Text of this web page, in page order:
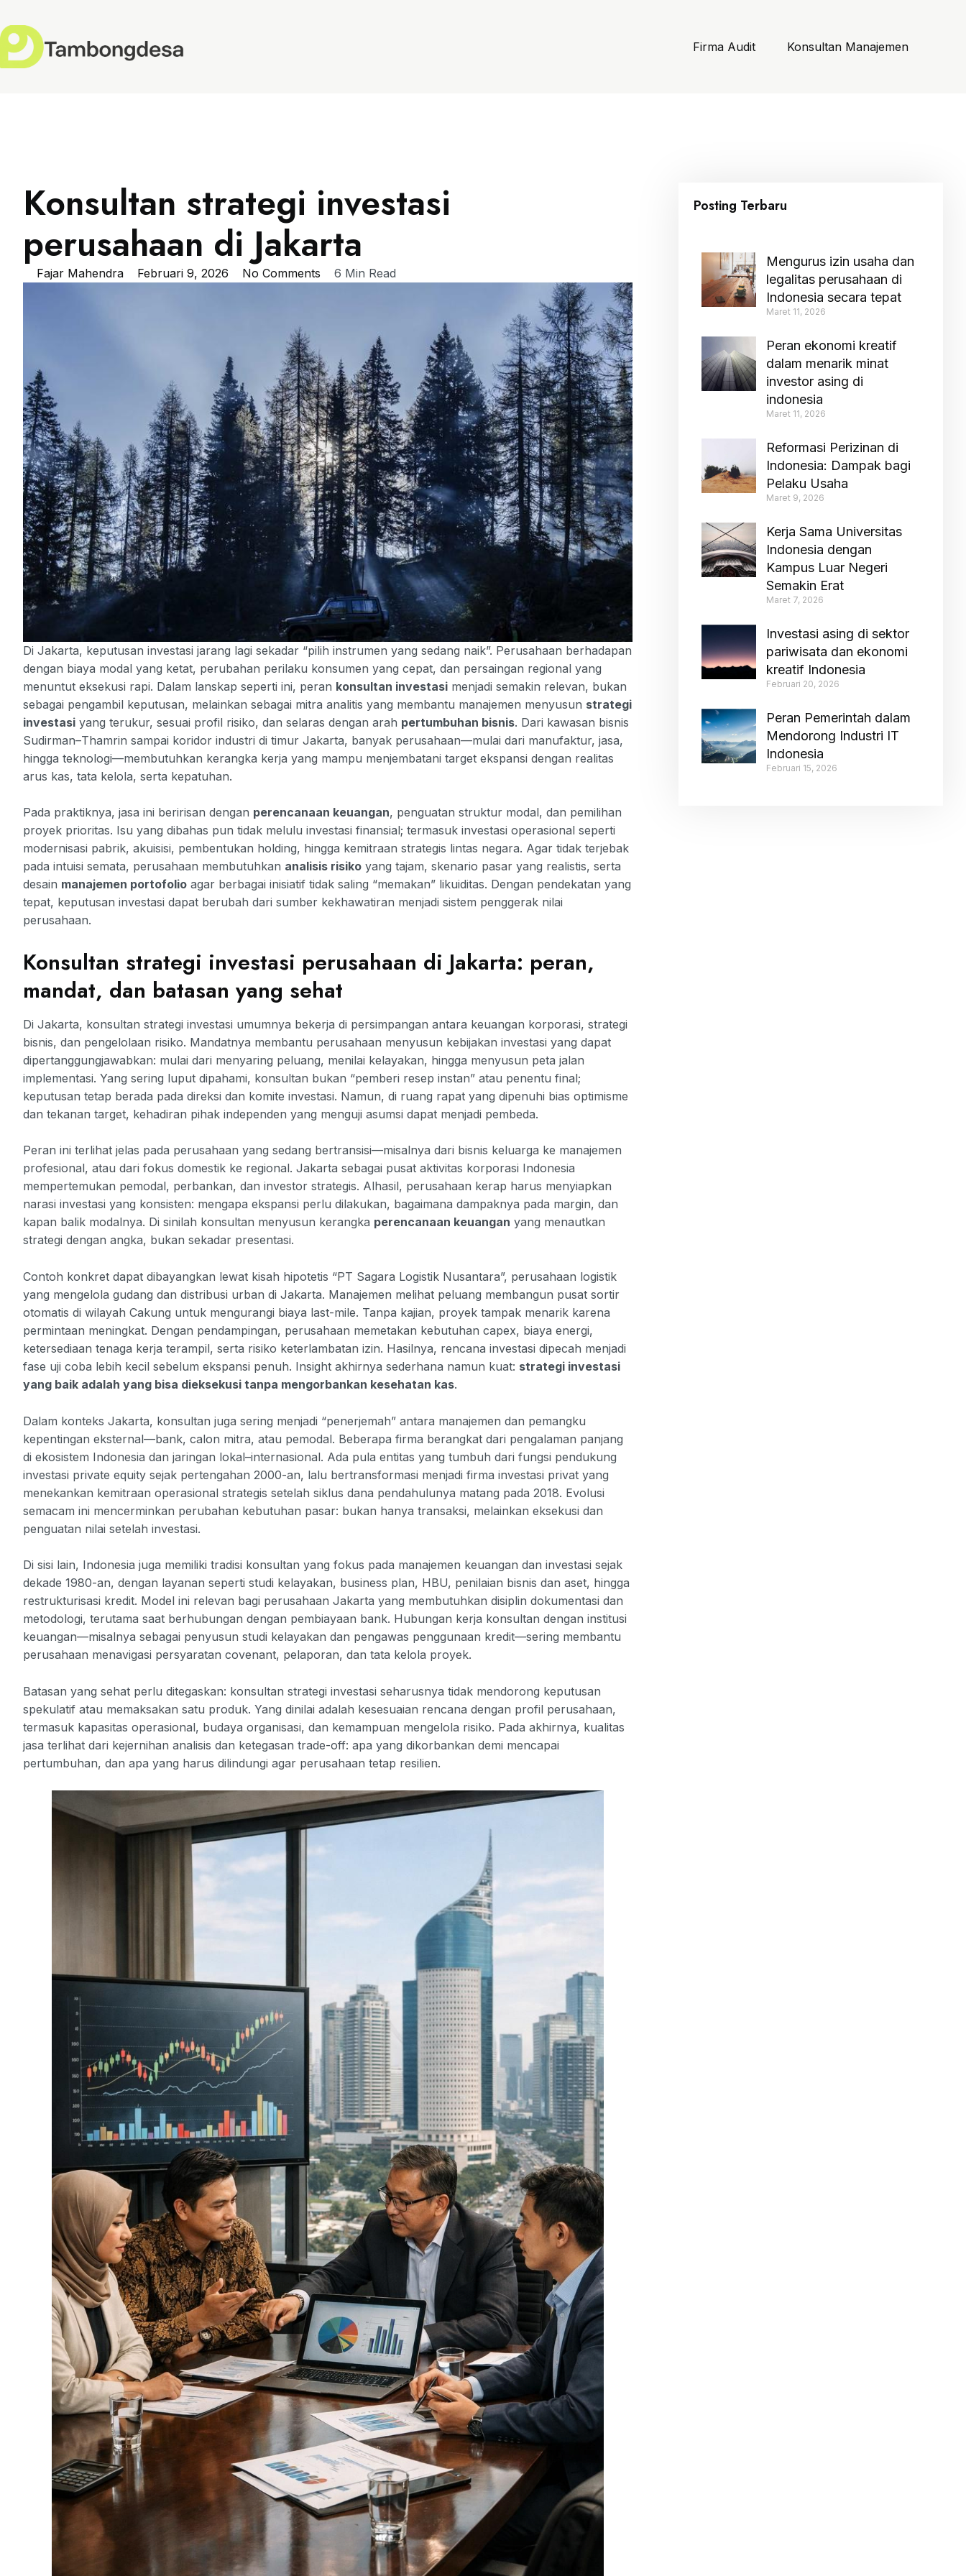
Firma Audit Konsultan Manajemen
Konsultan strategi investasi
perusahaan di Jakarta
Fajar Mahendra Februari 9, 2026 No Comments 6 Min Read
Di Jakarta, keputusan investasi jarang lagi sekadar “pilih instrumen yang sedang naik”. Perusahaan berhadapan
dengan biaya modal yang ketat, perubahan perilaku konsumen yang cepat, dan persaingan regional yang
menuntut eksekusi rapi. Dalam lanskap seperti ini, peran konsultan investasi menjadi semakin relevan, bukan
sebagai pengambil keputusan, melainkan sebagai mitra analitis yang membantu manajemen menyusun strategi
investasi yang terukur, sesuai profil risiko, dan selaras dengan arah pertumbuhan bisnis. Dari kawasan bisnis
Sudirman–Thamrin sampai koridor industri di timur Jakarta, banyak perusahaan—mulai dari manufaktur, jasa,
hingga teknologi—membutuhkan kerangka kerja yang mampu menjembatani target ekspansi dengan realitas
arus kas, tata kelola, serta kepatuhan.
Pada praktiknya, jasa ini beririsan dengan perencanaan keuangan, penguatan struktur modal, dan pemilihan
proyek prioritas. Isu yang dibahas pun tidak melulu investasi finansial; termasuk investasi operasional seperti
modernisasi pabrik, akuisisi, pembentukan holding, hingga kemitraan strategis lintas negara. Agar tidak terjebak
pada intuisi semata, perusahaan membutuhkan analisis risiko yang tajam, skenario pasar yang realistis, serta
desain manajemen portofolio agar berbagai inisiatif tidak saling “memakan” likuiditas. Dengan pendekatan yang
tepat, keputusan investasi dapat berubah dari sumber kekhawatiran menjadi sistem penggerak nilai
perusahaan.
Konsultan strategi investasi perusahaan di Jakarta: peran,
mandat, dan batasan yang sehat
Di Jakarta, konsultan strategi investasi umumnya bekerja di persimpangan antara keuangan korporasi, strategi
bisnis, dan pengelolaan risiko. Mandatnya membantu perusahaan menyusun kebijakan investasi yang dapat
dipertanggungjawabkan: mulai dari menyaring peluang, menilai kelayakan, hingga menyusun peta jalan
implementasi. Yang sering luput dipahami, konsultan bukan “pemberi resep instan” atau penentu final;
keputusan tetap berada pada direksi dan komite investasi. Namun, di ruang rapat yang dipenuhi bias optimisme
dan tekanan target, kehadiran pihak independen yang menguji asumsi dapat menjadi pembeda.
Peran ini terlihat jelas pada perusahaan yang sedang bertransisi—misalnya dari bisnis keluarga ke manajemen
profesional, atau dari fokus domestik ke regional. Jakarta sebagai pusat aktivitas korporasi Indonesia
mempertemukan pemodal, perbankan, dan investor strategis. Alhasil, perusahaan kerap harus menyiapkan
narasi investasi yang konsisten: mengapa ekspansi perlu dilakukan, bagaimana dampaknya pada margin, dan
kapan balik modalnya. Di sinilah konsultan menyusun kerangka perencanaan keuangan yang menautkan
strategi dengan angka, bukan sekadar presentasi.
Contoh konkret dapat dibayangkan lewat kisah hipotetis “PT Sagara Logistik Nusantara”, perusahaan logistik
yang mengelola gudang dan distribusi urban di Jakarta. Manajemen melihat peluang membangun pusat sortir
otomatis di wilayah Cakung untuk mengurangi biaya last-mile. Tanpa kajian, proyek tampak menarik karena
permintaan meningkat. Dengan pendampingan, perusahaan memetakan kebutuhan capex, biaya energi,
ketersediaan tenaga kerja terampil, serta risiko keterlambatan izin. Hasilnya, rencana investasi dipecah menjadi
fase uji coba lebih kecil sebelum ekspansi penuh. Insight akhirnya sederhana namun kuat: strategi investasi
yang baik adalah yang bisa dieksekusi tanpa mengorbankan kesehatan kas.
Dalam konteks Jakarta, konsultan juga sering menjadi “penerjemah” antara manajemen dan pemangku
kepentingan eksternal—bank, calon mitra, atau pemodal. Beberapa firma berangkat dari pengalaman panjang
di ekosistem Indonesia dan jaringan lokal–internasional. Ada pula entitas yang tumbuh dari fungsi pendukung
investasi private equity sejak pertengahan 2000-an, lalu bertransformasi menjadi firma investasi privat yang
menekankan kemitraan operasional strategis setelah siklus dana pendahulunya matang pada 2018. Evolusi
semacam ini mencerminkan perubahan kebutuhan pasar: bukan hanya transaksi, melainkan eksekusi dan
penguatan nilai setelah investasi.
Di sisi lain, Indonesia juga memiliki tradisi konsultan yang fokus pada manajemen keuangan dan investasi sejak
dekade 1980-an, dengan layanan seperti studi kelayakan, business plan, HBU, penilaian bisnis dan aset, hingga
restrukturisasi kredit. Model ini relevan bagi perusahaan Jakarta yang membutuhkan disiplin dokumentasi dan
metodologi, terutama saat berhubungan dengan pembiayaan bank. Hubungan kerja konsultan dengan institusi
keuangan—misalnya sebagai penyusun studi kelayakan dan pengawas penggunaan kredit—sering membantu
perusahaan menavigasi persyaratan covenant, pelaporan, dan tata kelola proyek.
Batasan yang sehat perlu ditegaskan: konsultan strategi investasi seharusnya tidak mendorong keputusan
spekulatif atau memaksakan satu produk. Yang dinilai adalah kesesuaian rencana dengan profil perusahaan,
termasuk kapasitas operasional, budaya organisasi, dan kemampuan mengelola risiko. Pada akhirnya, kualitas
jasa terlihat dari kejernihan analisis dan ketegasan trade-off: apa yang dikorbankan demi mencapai
pertumbuhan, dan apa yang harus dilindungi agar perusahaan tetap resilien.
Posting Terbaru
Mengurus izin usaha dan
legalitas perusahaan di
Indonesia secara tepat
Maret 11, 2026
Peran ekonomi kreatif
dalam menarik minat
investor asing di
indonesia
Maret 11, 2026
Reformasi Perizinan di
Indonesia: Dampak bagi
Pelaku Usaha
Maret 9, 2026
Kerja Sama Universitas
Indonesia dengan
Kampus Luar Negeri
Semakin Erat
Maret 7, 2026
Investasi asing di sektor
pariwisata dan ekonomi
kreatif Indonesia
Februari 20, 2026
Peran Pemerintah dalam
Mendorong Industri IT
Indonesia
Februari 15, 2026